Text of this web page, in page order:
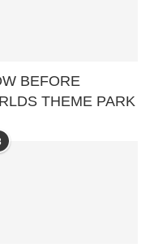
BEFORE
THEME PARK